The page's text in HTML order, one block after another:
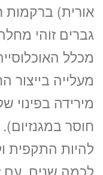
אורית) ברקמות
מכלל
מעלייה בייצור
מירידה
חוסר
להיות התקפית
לכמה שנים. עם